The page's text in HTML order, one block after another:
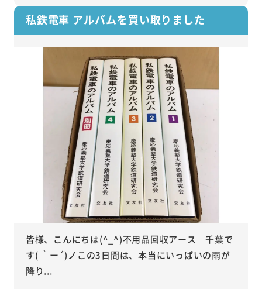
私鉄電車 アルバムを買い取りました
皆様、こんにちは(^_^)不用品回収アース 千葉で
す( ｀ー´)ノこの3日間は、本当にいっぱいの雨が
降り...